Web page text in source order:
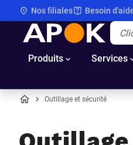
Nos filiales Besoin
APOK
Produits Services
Outillage et sécurité